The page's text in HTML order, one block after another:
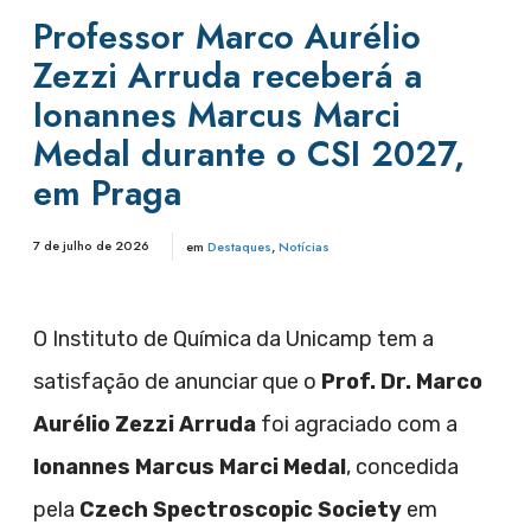
Professor Marco Aurélio
Zezzi Arruda receberá a
Ionannes Marcus Marci
Medal durante o CSI 2027,
em Praga
7 de julho de 2026 em Destaques,Notícias
O Instituto de Química da Unicamp tem a
satisfação de anunciar que o Prof. Dr. Marco
Aurélio Zezzi Arruda foi agraciado com a
Ionannes Marcus Marci Medal, concedida
pela Czech Spectroscopic Society em